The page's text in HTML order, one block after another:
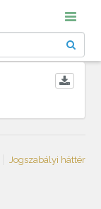
Jogszabályi háttér